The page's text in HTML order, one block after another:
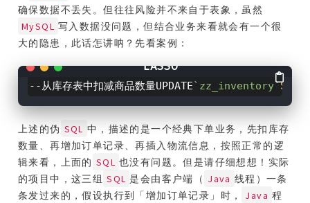
确保数据不丢失。但往往风险并不来自于表象，虽然
MySQL 写入数据没问题，但结合业务来看就会有一个很
大的隐患，此话怎讲呐？先看案例：
--从库存表中扣减商品数量UPDATE`zz_inventory`SET
上述的伪 SQL 中，描述的是一个经典下单业务，先扣库存
数量、再增加订单记录、再插入物流信息，按照正常的逻
辑来看，上面的 SQL 也没有问题。但是请仔细想想！实际
的项目中，这三组 SQL 是会由客户端（ Java 线程）一条
条发过来的，假设执行到「增加订单记录」时，
Java 程